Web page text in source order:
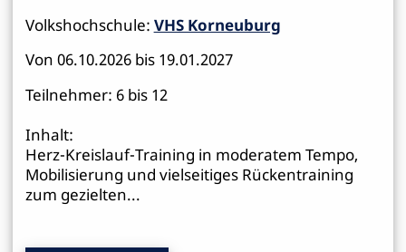
Volkshochschule: VHS Korneuburg
Von 06.10.2026 bis 19.01.2027
Teilnehmer: 6 bis 12
Inhalt:
Herz-Kreislauf-Training in moderatem Tempo,
Mobilisierung und vielseitiges Rückentraining
zum gezielten...